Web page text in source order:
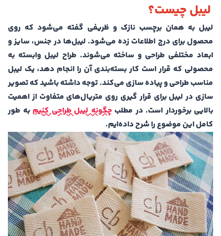
لیبل چیست؟
لیبل به همان برچسب نازک و ظریفی گفته می‌شود که روی
محصول برای درج اطلاعات زده می‌شود. لیبل‌ها در جنس‌، سایز و
ابعاد مختلفی طراحی و ساخته می‌شوند. طراح لیبل وابسته به
محصولی که قرار است کار بسته‌بندی آن را انجام دهد، یک لیبل
مناسب طراحی و پیاده سازی می‌کند. توجه داشته باشید که تصویر
سازی در لیبل برای قرار گیری روی متریال‌های متفاوت از اهمیت
بالایی برخوردار است. در مطلبچگونه لیبل طراحی کنیم به طور
کامل این موضوع را شرح داده‌ایم.